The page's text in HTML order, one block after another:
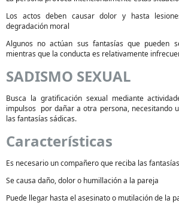
Los actos deben causar dolor y hasta
degradación moral
Algunos no actúan sus fantasías que pueden
mientras que la conducta es relativamente
SADISMO SEXUAL
Busca la gratificación sexual mediante
impulsos por dañar a otra persona, necesitando
las fantasías sádicas.
Características
Es necesario un compañero que reciba las
Se causa daño, dolor o humillación a la pareja
Puede llegar hasta el asesinato o mutilación de la